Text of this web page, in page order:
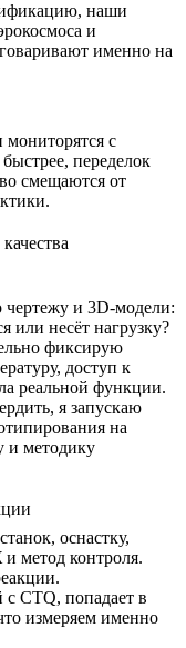
наши
и
именно на
с
переделок
смещаются от
чертежу и 3D-модели:
или несёт нагрузку?
фиксирую
доступ к
реальной функции.
я запускаю
на
и методику
оснастку,
метод контроля.
CTQ, попадает в
измеряем именно